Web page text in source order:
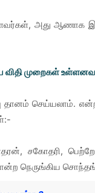
அது ஆணாக
விதி முறைகள்
தானம் செய்யலாம்.
சகோதரி,
நெருங்கிய